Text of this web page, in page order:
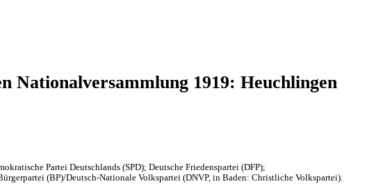
Nationalversammlung 1919: Heuchlingen
Partei Deutschlands (SPD); Deutsche Friedenspartei (DFP);
(BP)/Deutsch-Nationale Volkspartei (DNVP, in Baden: Christliche Volkspartei).